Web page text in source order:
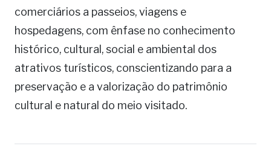
comerciários a passeios, viagens e
hospedagens, com ênfase no conhecimento
histórico, cultural, social e ambiental dos
atrativos turísticos, conscientizando para a
preservação e a valorização do patrimônio
cultural e natural do meio visitado.